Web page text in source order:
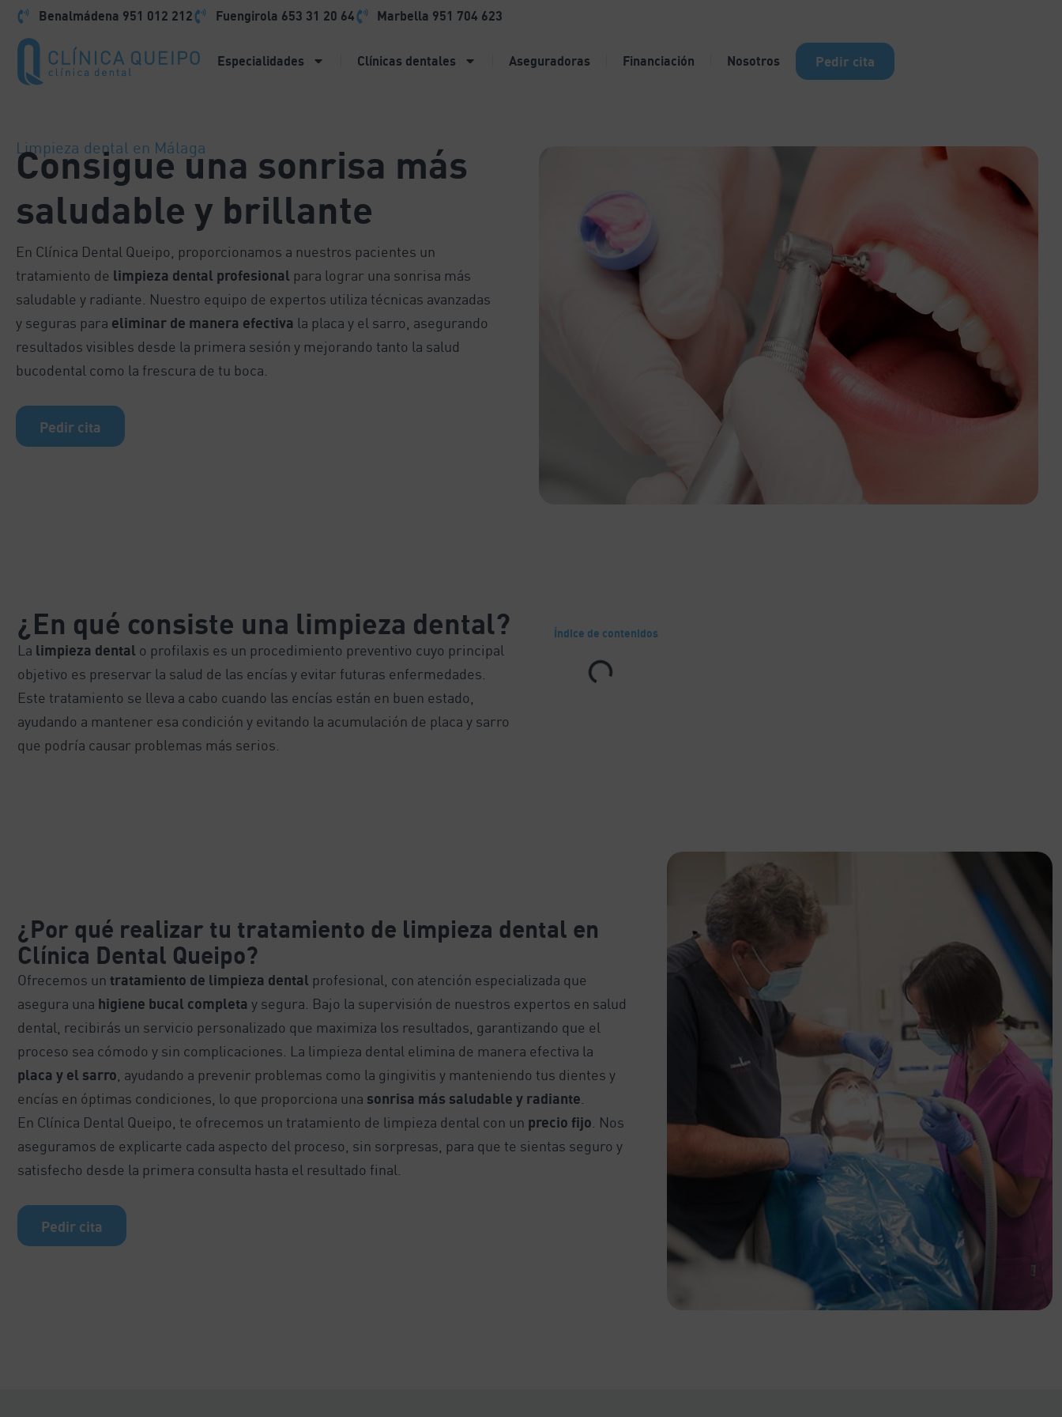
Benalmádena 951 012 212 Fuengirola 653 31 20 64 Marbella 951 704 623
Especialidades Clínicas dentales Aseguradoras Financiación Nosotros Pedir cita
Limpieza dental en Málaga
Consigue una sonrisa más
saludable y brillante
En Clínica Dental Queipo, proporcionamos a nuestros pacientes un
tratamiento de limpieza dental profesional para lograr una sonrisa más
saludable y radiante. Nuestro equipo de expertos utiliza técnicas avanzadas
y seguras para eliminar de manera efectiva la placa y el sarro, asegurando
resultados visibles desde la primera sesión y mejorando tanto la salud
bucodental como la frescura de tu boca.
Pedir cita
¿En qué consiste una limpieza dental?
La limpieza dental o profilaxis es un procedimiento preventivo cuyo principal
objetivo es preservar la salud de las encías y evitar futuras enfermedades.
Este tratamiento se lleva a cabo cuando las encías están en buen estado,
ayudando a mantener esa condición y evitando la acumulación de placa y sarro
que podría causar problemas más serios.
Índice de contenidos
¿Por qué realizar tu tratamiento de limpieza dental en
Clínica Dental Queipo?
Ofrecemos un tratamiento de limpieza dental profesional, con atención especializada que
asegura una higiene bucal completa y segura. Bajo la supervisión de nuestros expertos en salud
dental, recibirás un servicio personalizado que maximiza los resultados, garantizando que el
proceso sea cómodo y sin complicaciones. La limpieza dental elimina de manera efectiva la
placa y el sarro , ayudando a prevenir problemas como la gingivitis y manteniendo tus dientes y
encías en óptimas condiciones, lo que proporciona una sonrisa más saludable y radiante
En Clínica Dental Queipo, te ofrecemos un tratamiento de limpieza dental con un precio fijo . Nos
aseguramos de explicarte cada aspecto del proceso, sin sorpresas, para que te sientas seguro y
satisfecho desde la primera consulta hasta el resultado final.
Pedir cita